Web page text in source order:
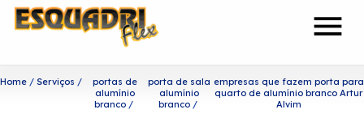
menu
Home Serviços
portas de
alumínio
branco
porta de sala
alumínio
branco
empresas que fazem porta para
quarto de alumínio branco Artur
Alvim